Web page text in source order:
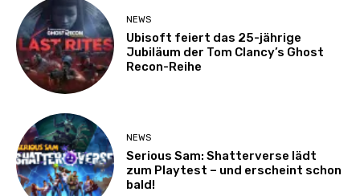
NEWS
Ubisoft feiert das 25-jährige
Jubiläum der Tom Clancy’s Ghost
Recon-Reihe
NEWS
Serious Sam: Shatterverse lädt
zum Playtest – und erscheint schon
bald!